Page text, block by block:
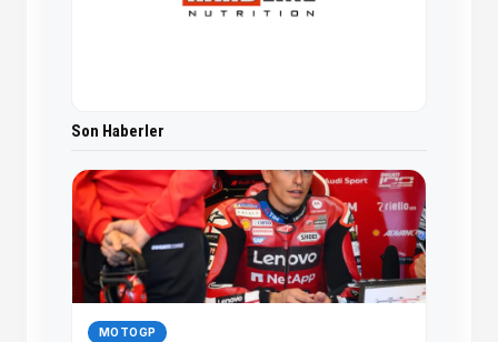
Son Haberler
MOTOGP